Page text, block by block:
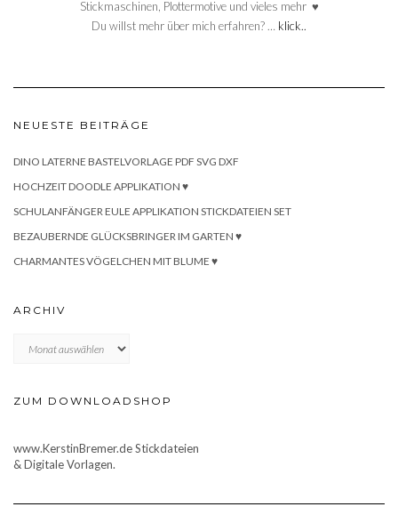
Stickmaschinen, Plottermotive und vieles mehr ♥
Du willst mehr über mich erfahren? … klick..
NEUESTE BEITRÄGE
DINO LATERNE BASTELVORLAGE PDF SVG DXF
HOCHZEIT DOODLE APPLIKATION ♥
SCHULANFÄNGER EULE APPLIKATION STICKDATEIEN SET
BEZAUBERNDE GLÜCKSBRINGER IM GARTEN ♥
CHARMANTES VÖGELCHEN MIT BLUME ♥
ARCHIV
ZUM DOWNLOADSHOP
www.KerstinBremer.de Stickdateien
& Digitale Vorlagen.